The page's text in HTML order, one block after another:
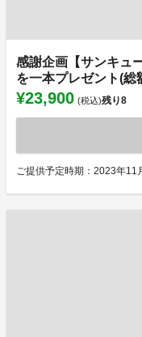
感謝企画【サンキュ
を一本プレゼント(総
¥23,900 (税込)残り8
ご提供予定時期：2023年11